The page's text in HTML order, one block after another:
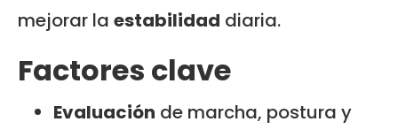
mejorar la estabilidad diaria.
Factores clave
Evaluación de marcha, postura y